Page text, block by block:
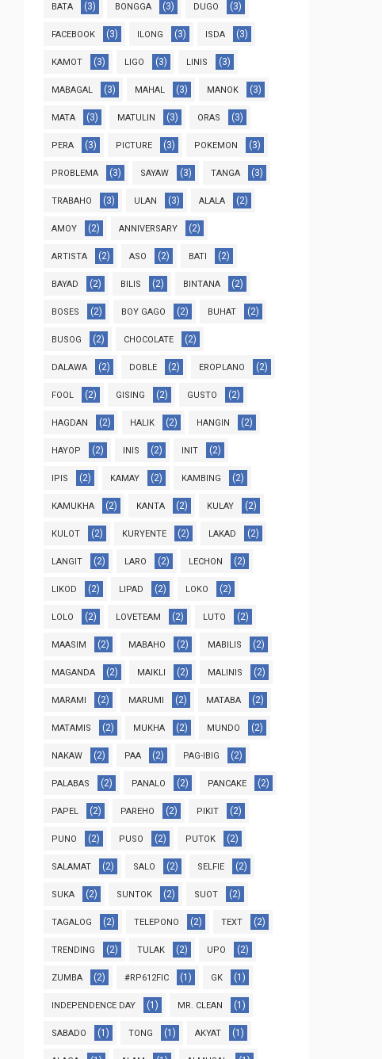
BATA (3) BONGGA (3) DUGO (3)
FACEBOOK (3) ILONG (3) ISDA (3)
KAMOT (3) LIGO (3) LINIS (3)
MABAGAL (3) MAHAL (3) MANOK (3)
MATA (3) MATULIN (3) ORAS (3)
PERA (3) PICTURE (3) POKEMON (3)
PROBLEMA (3) SAYAW (3) TANGA (3)
TRABAHO (3) ULAN (3) ALALA (2)
AMOY (2) ANNIVERSARY (2)
ARTISTA (2) ASO (2) BATI (2)
BAYAD (2) BILIS (2) BINTANA (2)
BOSES (2) BOY GAGO (2) BUHAT (2)
BUSOG (2) CHOCOLATE (2)
DALAWA (2) DOBLE (2) EROPLANO (2)
FOOL (2) GISING (2) GUSTO (2)
HAGDAN (2) HALIK (2) HANGIN (2)
HAYOP (2) INIS (2) INIT (2)
IPIS (2) KAMAY (2) KAMBING (2)
KAMUKHA (2) KANTA (2) KULAY (2)
KULOT (2) KURYENTE (2) LAKAD (2)
LANGIT (2) LARO (2) LECHON (2)
LIKOD (2) LIPAD (2) LOKO (2)
LOLO (2) LOVETEAM (2) LUTO (2)
MAASIM (2) MABAHO (2) MABILIS (2)
MAGANDA (2) MAIKLI (2) MALINIS (2)
MARAMI (2) MARUMI (2) MATABA (2)
MATAMIS (2) MUKHA (2) MUNDO (2)
NAKAW (2) PAA (2) PAG-IBIG (2)
PALABAS (2) PANALO (2) PANCAKE (2)
PAPEL (2) PAREHO (2) PIKIT (2)
PUNO (2) PUSO (2) PUTOK (2)
SALAMAT (2) SALO (2) SELFIE (2)
SUKA (2) SUNTOK (2) SUOT (2)
TAGALOG (2) TELEPONO (2) TEXT (2)
TRENDING (2) TULAK (2) UPO (2)
ZUMBA (2) #RP612FIC (1) GK (1)
INDEPENDENCE DAY (1) MR. CLEAN (1)
SABADO (1) TONG (1) AKYAT (1)